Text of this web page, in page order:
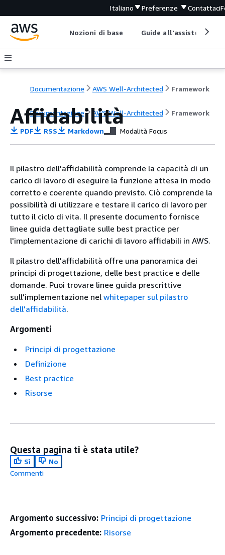
Italiano Preferenze Contattaci
Nozioni di base Guide all'assistenza
Documentazione AWS Well-Architected Framework
Documentazione AWS Well-Architected Framework
Affidabilità
PDF RSS Markdown Modalità Focus
Il pilastro dell'affidabilità comprende la capacità di un
carico di lavoro di eseguire la funzione attesa in modo
corretto e coerente quando previsto. Ciò comprende la
possibilità di utilizzare e testare il carico di lavoro per
tutto il ciclo di vita. Il presente documento fornisce
linee guida dettagliate sulle best practice per
l'implementazione di carichi di lavoro affidabili in AWS.
Il pilastro dell'affidabilità offre una panoramica dei
principi di progettazione, delle best practice e delle
domande. Puoi trovare linee guida prescrittive
sull'implementazione nel whitepaper sul pilastro
dell'affidabilità.
Argomenti
Principi di progettazione
Definizione
Best practice
Risorse
Questa pagina ti è stata utile?
Sì
No
Commenti
Argomento successivo: Principi di progettazione
Argomento precedente: Risorse